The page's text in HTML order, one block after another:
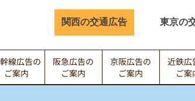
関西の交通広告 東京の
線広告の
ご案内
阪急広告の
ご案内
京阪広告の
ご案内
近鉄広
ご案